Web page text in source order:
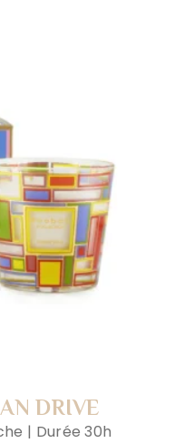
DRIVE
| Durée 30h